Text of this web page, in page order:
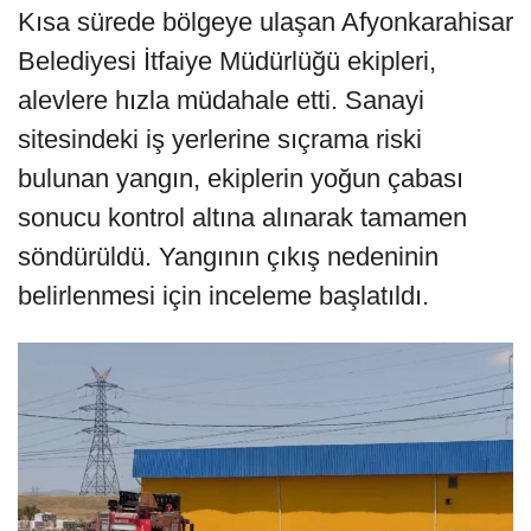
Kısa sürede bölgeye ulaşan Afyonkarahisar
Belediyesi İtfaiye Müdürlüğü ekipleri,
alevlere hızla müdahale etti. Sanayi
sitesindeki iş yerlerine sıçrama riski
bulunan yangın, ekiplerin yoğun çabası
sonucu kontrol altına alınarak tamamen
söndürüldü. Yangının çıkış nedeninin
belirlenmesi için inceleme başlatıldı.